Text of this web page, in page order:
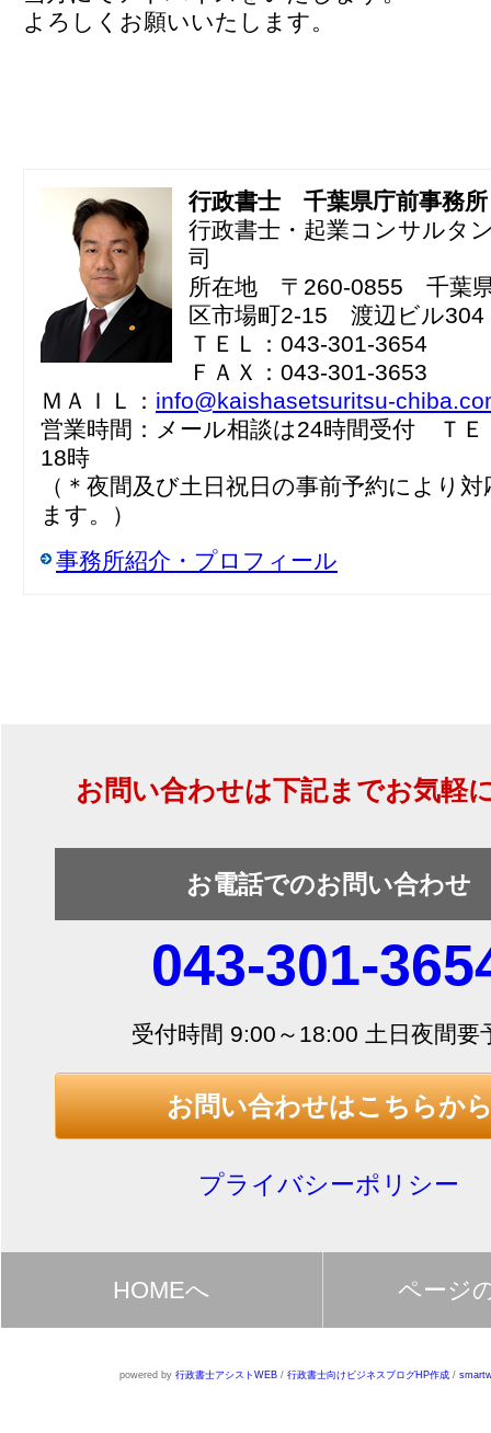
よろしくお願いいたします。
行政書士 千葉県庁前事務所
行政書士・起業コンサルタ
司
所在地 〒260-0855 千葉
区市場町2-15 渡辺ビル304
ＴＥＬ：043-301-3654
ＦＡＸ：043-301-3653
ＭＡＩＬ： info@kaishasetsuritsu-
営業時間：メール相談は24時間受付 ＴＥ
18時
（＊夜間及び土日祝日の事前予約により
ます。）
事務所紹介・プロフィール
お問い合わせは下記までお気軽
お電話でのお問い合わせ
043-301-
受付時間 9:00～18:00 土日夜間要
お問い合わせはこちらか
プライバシーポリシー
HOMEへ ページ
powered by 行政書士アシストWEB/ 行政書士向けビジネスブログHP作成/